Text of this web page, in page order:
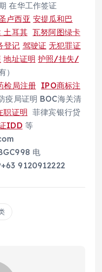
在华工作签证
卢西亚 安提瓜和巴
土耳其 瓦努阿图绿卡
登记 驾驶证 无犯罪证
地址证明 护照/挂失/
）
检局注册 IPO商标注
疫局证明 BOC海关清
职证明 菲律宾银行贷
IDD 等
电
9120912222